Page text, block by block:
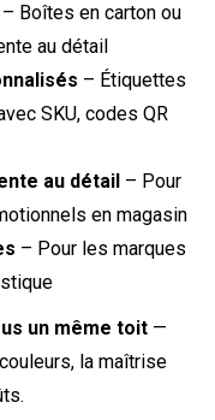
– Boîtes en carton ou
au détail
– Étiquettes
SKU, codes QR
au détail – Pour
en magasin
– Pour les marques
un même toit—
la maîtrise